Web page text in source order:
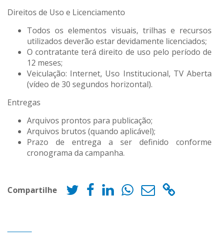
Direitos de Uso e Licenciamento
Todos os elementos visuais, trilhas e recursos
utilizados deverão estar devidamente licenciados;
O contratante terá direito de uso pelo período de
12 meses;
Veiculação: Internet, Uso Institucional, TV Aberta
(vídeo de 30 segundos horizontal).
Entregas
Arquivos prontos para publicação;
Arquivos brutos (quando aplicável);
Prazo de entrega a ser definido conforme
cronograma da campanha.
Compartilhe